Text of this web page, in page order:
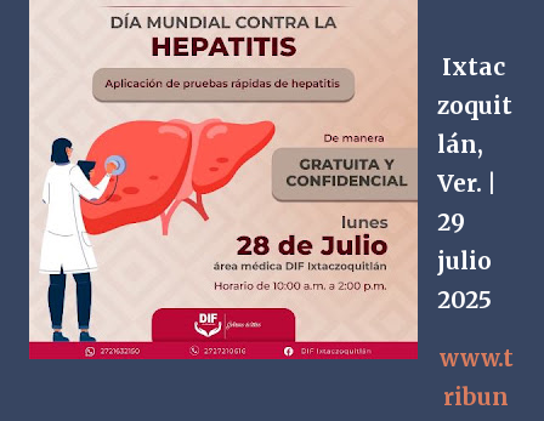
Ixtac
zoquit
lán,
Ver. |
29
julio
2025
www.t
ribun